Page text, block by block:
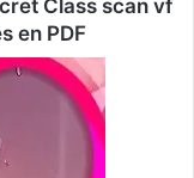
Class scan vf
en PDF